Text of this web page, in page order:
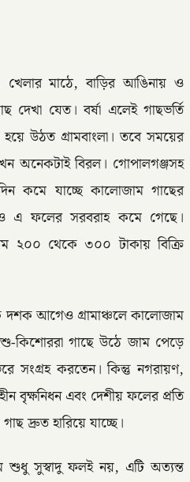
খেলার মাঠে, বাড়ির আঙিনায় ও
যেত। বর্ষা এলেই গাছভর্তি
উঠত গ্রামবাংলা। তবে সময়ের
অনেকটাই বিরল। গোপালগঞ্জসহ
কমে যাচ্ছে কালোজাম গাছের
এ ফলের সরবরাহ কমে গেছে।
২০০ থেকে ৩০০ টাকায় বিক্রি
দশক আগেও গ্রামাঞ্চলে কালোজাম
কিশোররা গাছে উঠে জাম পেড়ে
সংগ্রহ করতেন। কিন্তু নগরায়ণ,
বৃক্ষনিধন এবং দেশীয় ফলের প্রতি
দ্রুত হারিয়ে যাচ্ছে।
শুধু সুস্বাদু ফলই নয়, এটি অত্যন্ত